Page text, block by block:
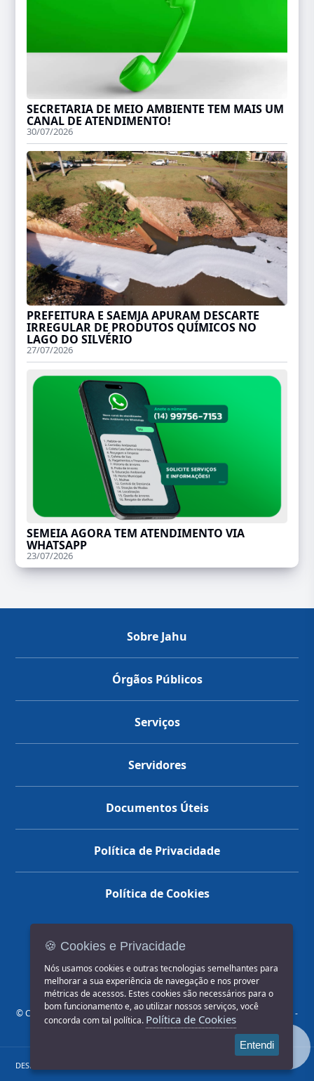
SECRETARIA DE MEIO AMBIENTE TEM MAIS UM
CANAL DE ATENDIMENTO!
30/07/2026
PREFEITURA E SAEMJA APURAM DESCARTE
IRREGULAR DE PRODUTOS QUÍMICOS NO
LAGO DO SILVÉRIO
27/07/2026
SEMEIA AGORA TEM ATENDIMENTO VIA
WHATSAPP
23/07/2026
Sobre Jahu
Órgãos Públicos
Serviços
Servidores
Documentos Úteis
Política de Privacidade
Política de Cookies
© COPYRIGHT 2026, Prefeitura Municipal de Jahu | Rua Paissandu, 444 -
Centro CEP: 17201-900
DESENVOLVIDO POR
🍪 Cookies e Privacidade
Nós usamos cookies e outras tecnologias semelhantes para
melhorar a sua experiência de navegação e nos prover
métricas de acessos. Estes cookies são necessários para o
bom funcionamento e, ao utilizar nossos serviços, você
concorda com tal política. Política de Cookies
Entendi